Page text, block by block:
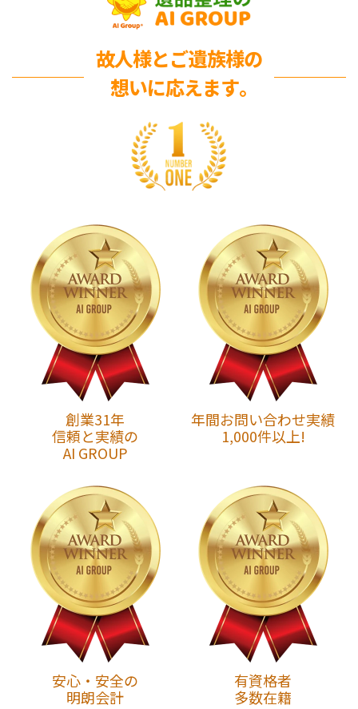
故人様とご遺族様の
想いに応えます｡
創業31年
信頼と実績の
AI GROUP
年間お問い合わせ実績
1,000件以上!
安心・安全の
明朗会計
有資格者
多数在籍